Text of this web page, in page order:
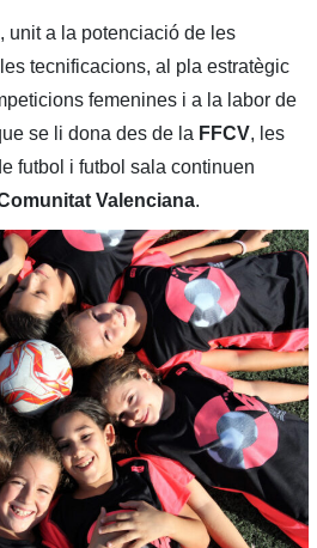
unit a la potenciació de les
tecnificacions, al pla estratègic
femenines i a la labor de
se li dona des de la FFCV, les
futbol i futbol sala continuen
Valenciana.